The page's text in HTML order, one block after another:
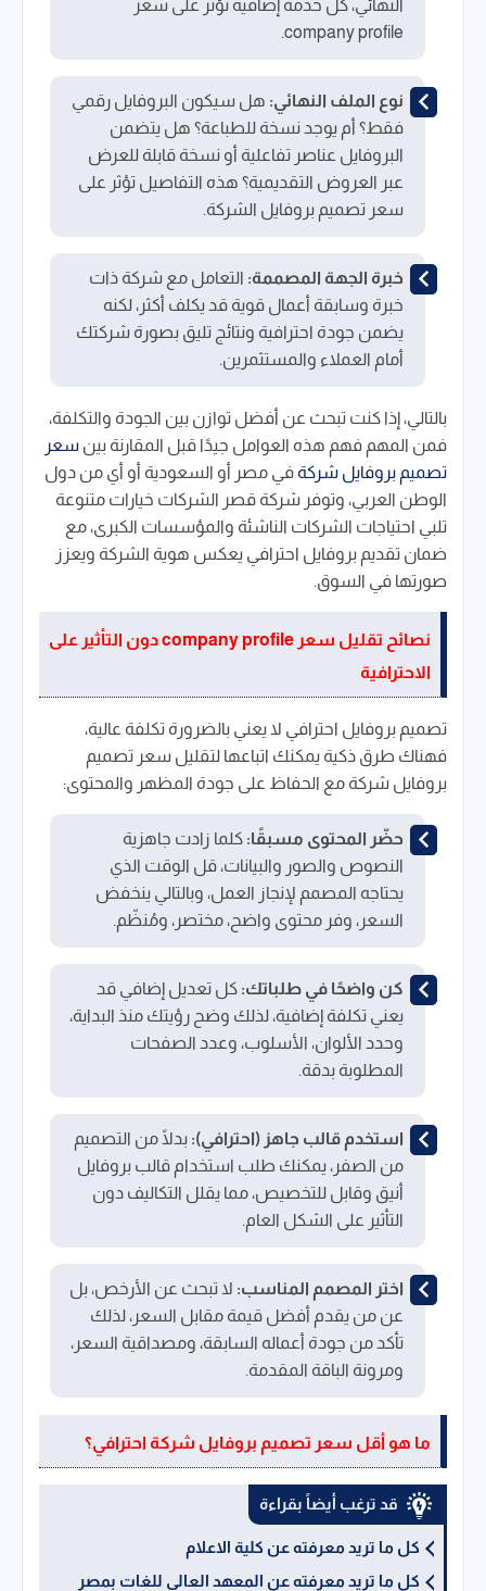
النهائي، كل خدمة إضافية تؤثر على سعر
company profile.
نوع الملف النهائي: هل سيكون البروفايل رقمي
فقط؟ أم يوجد نسخة للطباعة؟ هل يتضمن
البروفايل عناصر تفاعلية أو نسخة قابلة للعرض
عبر العروض التقديمية؟ هذه التفاصيل تؤثر على
سعر تصميم بروفايل الشركة.
خبرة الجهة المصممة: التعامل مع شركة ذات
خبرة وسابقة أعمال قوية قد يكلف أكثر، لكنه
يضمن جودة احترافية ونتائج تليق بصورة شركتك
أمام العملاء والمستثمرين.
بالتالي، إذا كنت تبحث عن أفضل توازن بين الجودة والتكلفة،
فمن المهم فهم هذه العوامل جيدًا قبل المقارنة بين سعر
تصميم بروفايل شركة في مصر أو السعودية أو أي من دول
الوطن العربي، وتوفر شركة قصر الشركات خيارات متنوعة
تلبي احتياجات الشركات الناشئة والمؤسسات الكبرى، مع
ضمان تقديم بروفايل احترافي يعكس هوية الشركة ويعزز
صورتها في السوق.
نصائح تقليل سعر company profile دون التأثير على
الاحترافية
تصميم بروفايل احترافي لا يعني بالضرورة تكلفة عالية،
فهناك طرق ذكية يمكنك اتباعها لتقليل سعر تصميم
بروفايل شركة مع الحفاظ على جودة المظهر والمحتوى:
حضّر المحتوى مسبقًا: كلما زادت جاهزية
النصوص والصور والبيانات، قل الوقت الذي
يحتاجه المصمم لإنجاز العمل، وبالتالي ينخفض
السعر، وفر محتوى واضح، مختصر، ومُنظّم.
كن واضحًا في طلباتك: كل تعديل إضافي قد
يعني تكلفة إضافية، لذلك وضح رؤيتك منذ البداية،
وحدد الألوان، الأسلوب، وعدد الصفحات
المطلوبة بدقة.
استخدم قالب جاهز (احترافي): بدلًا من التصميم
من الصفر، يمكنك طلب استخدام قالب بروفايل
أنيق وقابل للتخصيص، مما يقلل التكاليف دون
التأثير على الشكل العام.
اختر المصمم المناسب: لا تبحث عن الأرخص، بل
عن من يقدم أفضل قيمة مقابل السعر، لذلك
تأكد من جودة أعماله السابقة، ومصداقية السعر،
ومرونة الباقة المقدمة.
ما هو أقل سعر تصميم بروفايل شركة احترافي؟
قد ترغب أيضاً بقراءة
كل ما تريد معرفته عن كلية الاعلام
كل ما تريد معرفته عن المعهد العالي للغات بمصر